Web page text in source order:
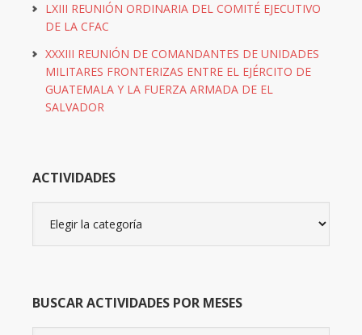
LXIII REUNIÓN ORDINARIA DEL COMITÉ EJECUTIVO
DE LA CFAC
XXXIII REUNIÓN DE COMANDANTES DE UNIDADES
MILITARES FRONTERIZAS ENTRE EL EJÉRCITO DE
GUATEMALA Y LA FUERZA ARMADA DE EL
SALVADOR
ACTIVIDADES
BUSCAR ACTIVIDADES POR MESES